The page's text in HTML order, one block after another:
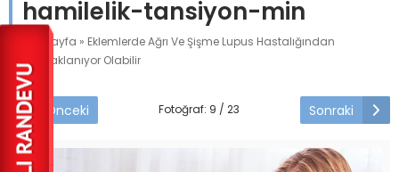
hamilelik-tansiyon-min
Anasayfa » Eklemlerde Ağrı Ve Şişme Lupus Hastalığından
Kaynaklanıyor Olabilir
Önceki Fotoğraf: 9 / 23 Sonraki